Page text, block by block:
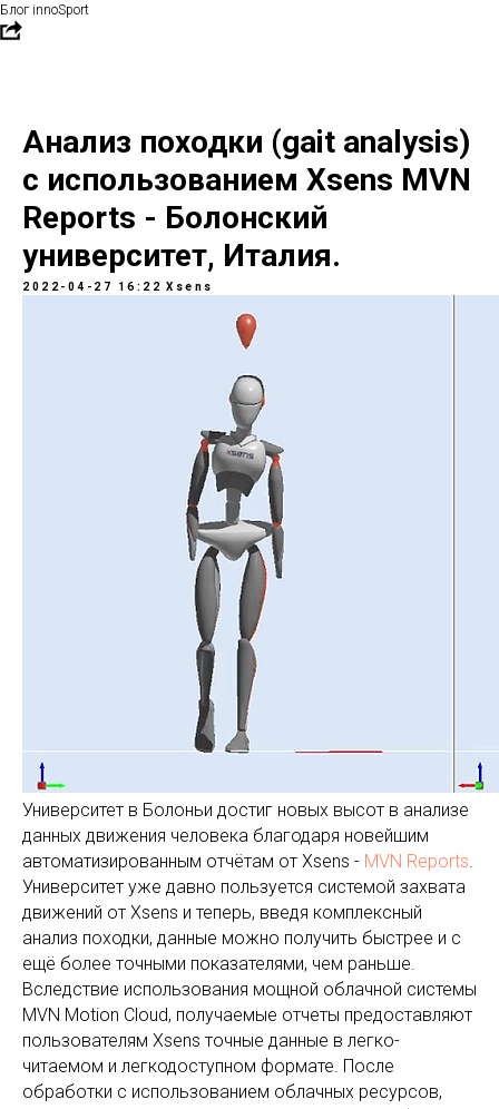
Блог innoSport
Анализ походки (gait analysis)
с использованием Xsens MVN
Reports - Болонский
университет, Италия.
2022-04-27 16:22 Xsens
Университет в Болоньи достиг новых высот в анализе
данных движения человека благодаря новейшим
автоматизированным отчётам от Xsens - MVN Reports.
Университет уже давно пользуется системой захвата
движений от Xsens и теперь, введя комплексный
анализ походки, данные можно получить быстрее и с
ещё более точными показателями, чем раньше.
Вследствие использования мощной облачной системы
MVN Motion Cloud, получаемые отчеты предоставляют
пользователям Xsens точные данные в легко-
читаемом и легкодоступном формате. После
обработки с использованием облачных ресурсов,